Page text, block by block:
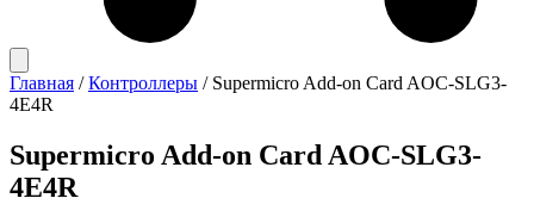
Главная / Контроллеры / Supermicro Add-on Card AOC-SLG3-
4E4R
Supermicro Add-on Card AOC-SLG3-
4E4R